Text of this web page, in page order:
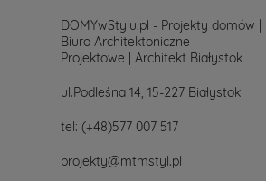
DOMYwStylu.pl - Projekty domów |
Biuro Architektoniczne |
Projektowe | Architekt Białystok
ul.Podleśna 14, 15-227 Białystok
tel: (+48)577 007 517
projekty@mtmstyl.pl